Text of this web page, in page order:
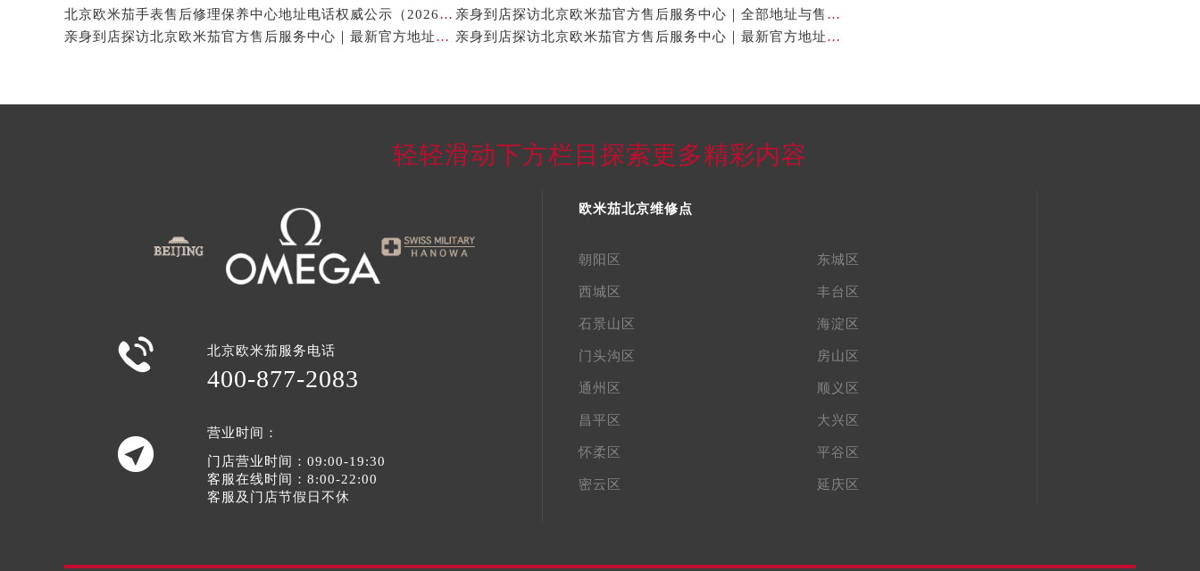
北京欧米茄手表售后修理保养中心地址电话权威公示（2026年7月最新）
亲身到店探访北京欧米茄官方售后服务中心｜全部地址与售后服务电话（2026年7月最新）
亲身到店探访北京欧米茄官方售后服务中心｜最新官方地址及服务电话（2026年7月最新）
亲身到店探访北京欧米茄官方售后服务中心｜最新官方地址和维修热线（2026年7月最新）
轻轻滑动下方栏目探索更多精彩内容
 北京欧米茄服务电话
400-877-2083

营业时间：
门店营业时间：09:00-19:30
客服在线时间：8:00-22:00
客服及门店节假日不休
欧米茄北京维修点
朝阳区 东城区
西城区 丰台区
石景山区 海淀区
门头沟区 房山区
通州区 顺义区
昌平区 大兴区
怀柔区 平谷区
密云区 延庆区